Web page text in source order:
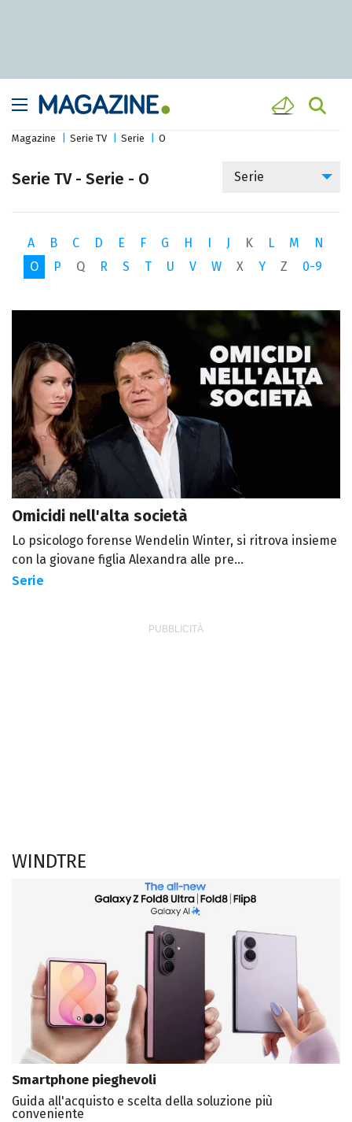
Magazine Serie TV Serie O
Serie TV - Serie - O Serie
A B C D E F G H J K L M
N
O
P Q R S T U V W X Y Z 0-9
Omicidi nell'alta società
Lo psicologo forense Wendelin Winter, si ritrova insieme
con la giovane figlia Alexandra alle pre...
Serie
WINDTRE
Smartphone pieghevoli
Guida all'acquisto e scelta della soluzione più
conveniente